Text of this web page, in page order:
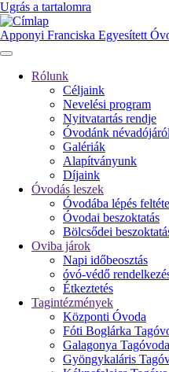
Ugrás a tartalomra
Apponyi Franciska Egyesített
navigáció
Rólunk
Céljaink
Nevelési program
Nyitvatartás rendje
Óvodánk névadójáról
Galériák
Alapítványunk
Díjaink
Óvodás leszek
Óvodába lépés
Óvodai beszoktatás
Bölcsődei
Oviba járok
Napi időbeosztás
óvó-védő
Étkeztetés
Tagintézmények
Központi Óvoda
Fóti Boglárka
Galagonya Tagóvoda
Gyöngykaláris